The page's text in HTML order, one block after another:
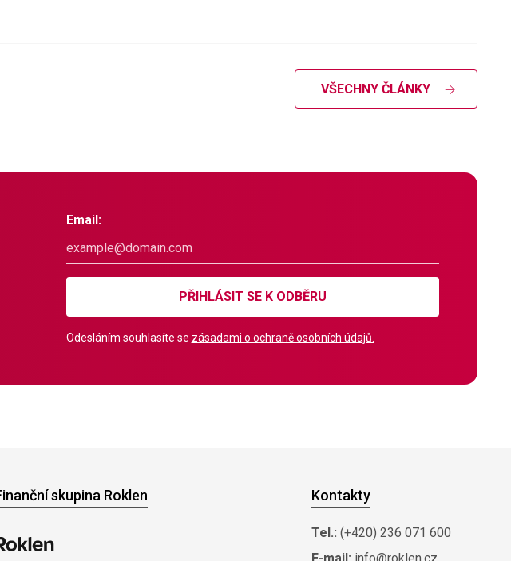
VŠECHNY ČLÁNKY
Email:
PŘIHLÁSIT SE K ODBĚRU
Odesláním souhlasíte se zásadami o ochraně osobních údajů.
skupina Roklen Kontakty
Tel.: (+420) 236 071 600